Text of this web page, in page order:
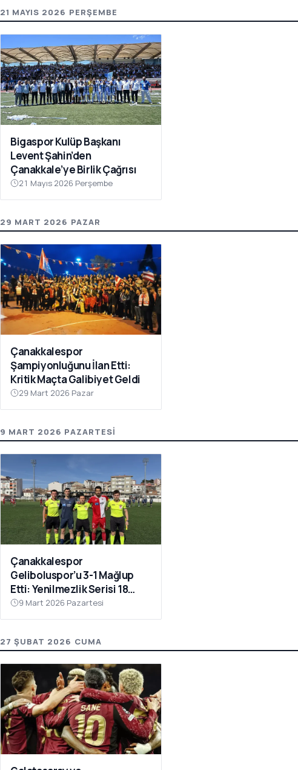
21 MAYIS 2026 PERŞEMBE
Bigaspor Kulüp Başkanı
Levent Şahin’den
Çanakkale’ye Birlik Çağrısı
21 Mayıs 2026 Perşembe
29 MART 2026 PAZAR
Çanakkalespor
Şampiyonluğunu İlan Etti:
Kritik Maçta Galibiyet Geldi
29 Mart 2026 Pazar
9 MART 2026 PAZARTESI
Çanakkalespor
Geliboluspor’u 3-1 Mağlup
Etti: Yenilmezlik Serisi 18
Maça Çıktı
9 Mart 2026 Pazartesi
27 ŞUBAT 2026 CUMA